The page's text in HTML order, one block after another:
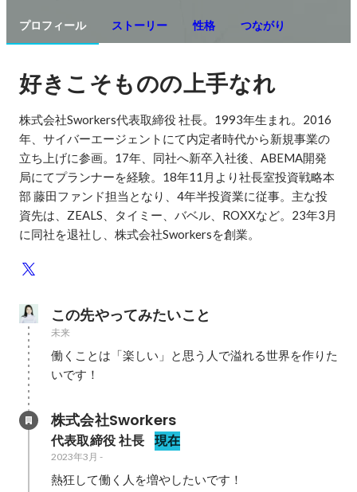
プロフィール ストーリー 性格 つながり
好きこそものの上手なれ
株式会社Sworkers代表取締役 社長。1993年生まれ。2016
年、サイバーエージェントにて内定者時代から新規事業の
立ち上げに参画。17年、同社へ新卒入社後、ABEMA開発
局にてプランナーを経験。18年11月より社長室投資戦略本
部 藤田ファンド担当となり、4年半投資業に従事。主な投
資先は、ZEALS、タイミー、バベル、ROXXなど。23年3月
に同社を退社し、株式会社Sworkersを創業。
この先やってみたいこと
未来
働くことは「楽しい」と思う人で溢れる世界を作りた
いです！
株式会社Sworkers
代表取締役 社長 現在
2023年3月 -
熱狂して働く人を増やしたいです！